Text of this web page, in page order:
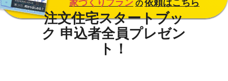
家づくりプラン の 依頼はこちら